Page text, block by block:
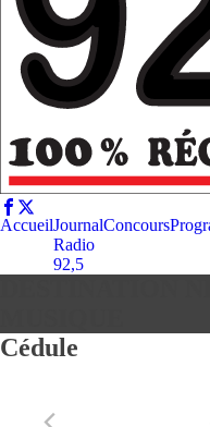
AccueilJournal
Radio
92,5
Concours
Cédule